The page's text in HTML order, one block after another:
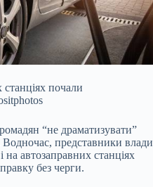
почали
“не драматизувати”
представники влади
на автозаправних станціях
без черги.